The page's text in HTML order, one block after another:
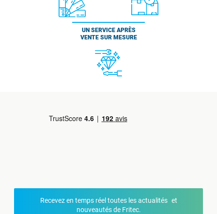
UN SERVICE APRÈS
VENTE SUR MESURE
Recevez en temps réel toutes les actualités et
nouveautés de Fritec.